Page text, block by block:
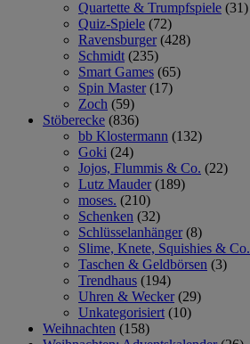
Quartette & Trumpfspiele (31)
Quiz-Spiele (72)
Ravensburger (428)
Schmidt (235)
Smart Games (65)
Spin Master (17)
Zoch (59)
Stöberecke (836)
bb Klostermann (132)
Goki (24)
Jojos, Flummis & Co. (22)
Lutz Mauder (189)
moses. (210)
Schenken (32)
Schlüsselanhänger (8)
Slime, Knete, Squishies & Co.
Taschen & Geldbörsen (3)
Trendhaus (194)
Uhren & Wecker (29)
Unkategorisiert (10)
Weihnachten (158)